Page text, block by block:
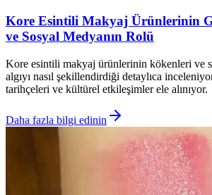
Kore Esintili Makyaj Ürünlerinin
ve Sosyal Medyanın Rolü
Kore esintili makyaj ürünlerinin kökenleri ve
algıyı nasıl şekillendirdiği detaylıca
tarihçeleri ve kültürel etkileşimler ele alınıyor.
Daha fazla bilgi edinin